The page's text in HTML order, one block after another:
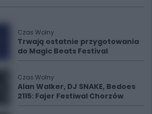
Czas Wolny
Trwają ostatnie przygotowania
do Magic Beats Festival
Czas Wolny
Alan Walker, DJ SNAKE, Bedoes
2115: Fajer Festiwal Chorzów